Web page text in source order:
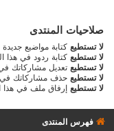
صلاحيات المنتدى
لا تستطيع كتابة مواضيع
لا تستطيع كتابة ردود في هذا
لا تستطيع تعديل مشاركاتك
لا تستطيع حذف مشاركاتك في
لا تستطيع إرفاق ملف في هذا
فهرس المنتدى